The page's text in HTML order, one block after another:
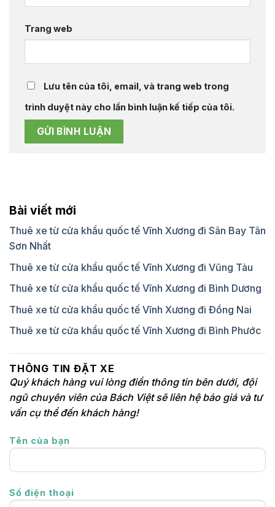
Trang web
Lưu tên của tôi, email, và trang web trong
trình duyệt này cho lần bình luận kế tiếp của tôi.
Bài viết mới
Thuê xe từ cửa khẩu quốc tế Vĩnh Xương đi Sân Bay Tân
Sơn Nhất
Thuê xe từ cửa khẩu quốc tế Vĩnh Xương đi Vũng Tàu
Thuê xe từ cửa khẩu quốc tế Vĩnh Xương đi Bình Dương
Thuê xe từ cửa khẩu quốc tế Vĩnh Xương đi Đồng Nai
Thuê xe từ cửa khẩu quốc tế Vĩnh Xương đi Bình Phước
THÔNG TIN ĐẶT XE
Quý khách hàng vui lòng điền thông tin bên dưới, đội
ngũ chuyên viên của Bách Việt sẽ liên hệ báo giá và tư
vấn cụ thể đến khách hàng!
Tên của bạn
Số điện thoại